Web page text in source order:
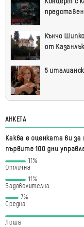
четени
Кънчо
от Казанлък
5
АНКЕТА
Каква е оценката ви
първите 100 дни
11%
Отлична
11%
Задоволителна
7%
Средна
Лоша